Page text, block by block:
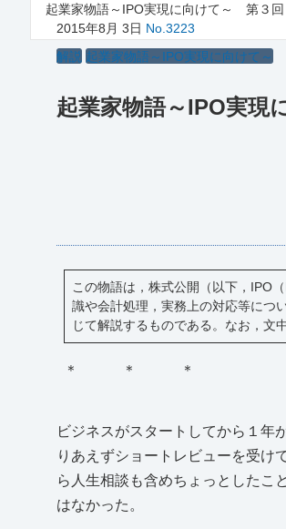
起業家物語～IPO実現に向けて～ 第３
2015年8月 3日 No.3223
解説 起業家物語～IPO実現に向けて～
起業家物語～IPO実
この物語は，株式公開（以下，IPO
識や会計処理，実務上の対応等につ
じて解説するものである。なお，文
＊ ＊ ＊
ビジネスがスタートしてから１年
りあえずショートレビューを受け
ら人生相談も含めちょっとしたこ
はなかった。